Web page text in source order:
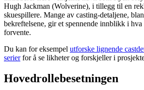
Hugh Jackman (Wolverine), i tillegg til en
skuespillere. Mange av casting-detaljene,
bekreftelsene, gir et spennende innblikk i
forvente.
Du kan for eksempel utforske lignende
serierfor å se likheter og forskjeller i
Hovedrollebesetningen